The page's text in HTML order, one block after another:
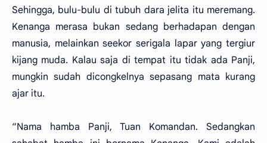
Sehingga, bulu-bulu di tubuh dara jelita itu meremang.
Kenanga merasa bukan sedang berhadapan dengan
manusia, melainkan seekor serigala lapar yang tergiur
kijang muda. Kalau saja di tempat itu tidak ada Panji,
mungkin sudah dicongkelnya sepasang mata kurang
ajar itu.
“Nama hamba Panji, Tuan Komandan. Sedangkan